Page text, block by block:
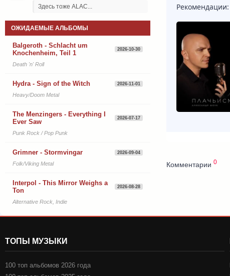
Рекомендации:
Комментарии 0
Здесь тоже ALAC...
ОЖИДАЕМЫЕ АЛЬБОМЫ
Balgeroth - Schlacht um
Knochenheim, Teil 1
2026-10-30
Death 'n' Roll
Hydra - Sign of the Witch 2026-11-01
Heavy/Doom Metal
The Menzingers - Everything I
Ever Saw
2026-07-17
Punk Rock / Pop Punk
Grimner - Stormvingar 2026-09-04
Folk/Viking Metal
Interpol - This Mirror Weighs a
Ton
2026-08-28
Alternative Rock, Indie
ТОПЫ МУЗЫКИ
100 топ альбомов 2026 года